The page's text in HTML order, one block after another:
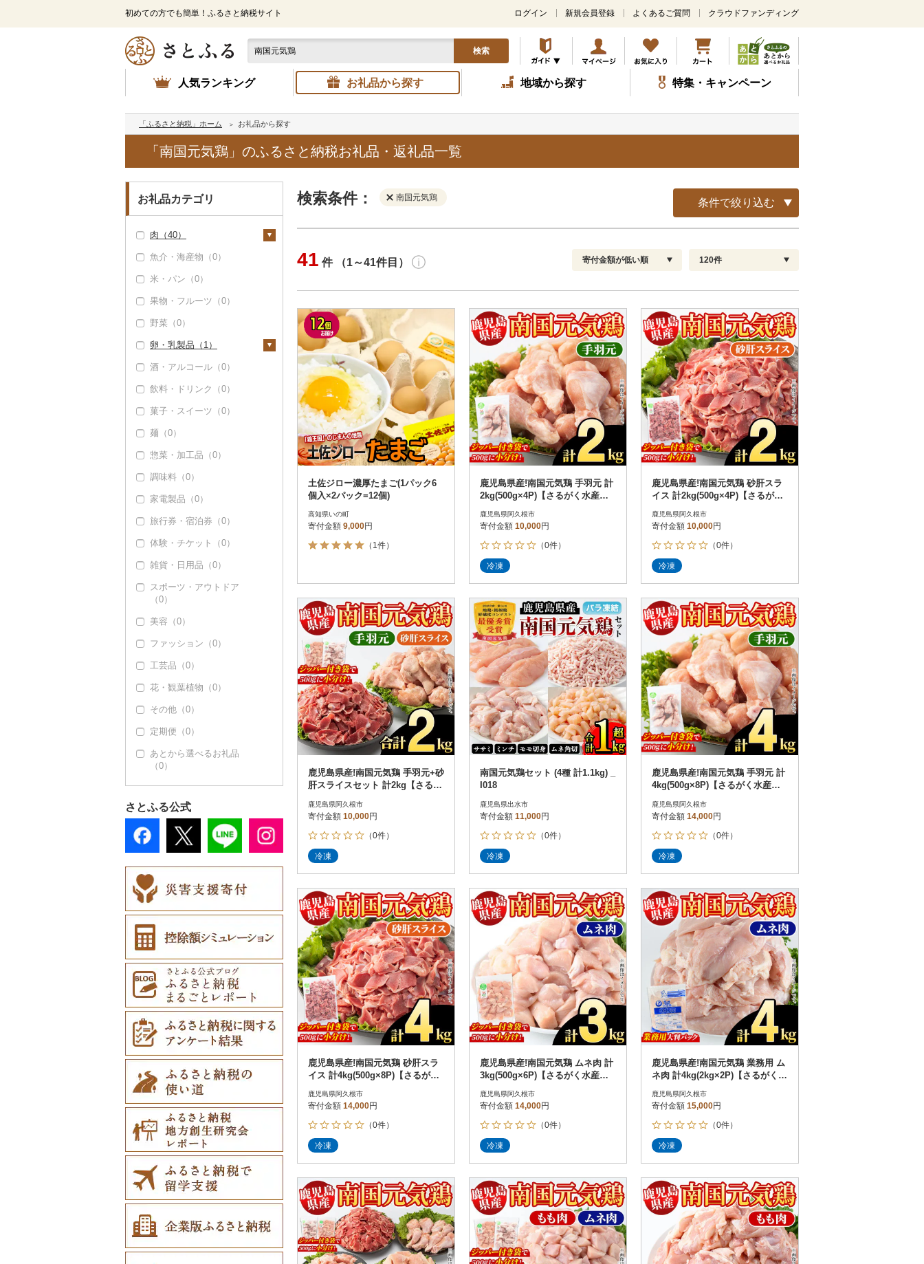
初めての方でも簡単！ふるさと納税サイト
メ
ン
コ
ン
テ
ツ
ッ
ログイン 新規会員登録 よくあるご質問 クラウドファンディング
検索
人気ランキング お礼品から探す 地域から探す 特集・キャンペーン
「ふるさと納税」ホーム お礼品から探す
「南国元気鶏」のふるさと納税お礼品・返礼品一覧
お礼品カテゴリ
肉（40）
牛肉（精肉）（0）
牛肉（加工品）（0）
豚肉（精肉）（0）
豚肉（加工品）（0）
鶏肉（40）
鶏肉（精肉）（38）
ハム・ソーセージ
鹿肉（0）
馬肉（0）
羊肉・ラム肉（ジンギ
（0）
魚介・海産物（0）
米・パン（0）
果物・フルーツ（0）
野菜（0）
卵・乳製品（1）
卵（1）
チーズ（0）
ヨーグルト（0）
牛乳（0）
バター（0）
その他乳製品（0）
酒・アルコール（0）
飲料・ドリンク（0）
菓子・スイーツ（0）
麺（0）
惣菜・加工品（0）
調味料（0）
家電製品（0）
旅行券・宿泊券（0）
体験・チケット（0）
雑貨・日用品（0）
スポーツ・アウトドア
（0）
美容（0）
ファッション（0）
工芸品（0）
花・観葉植物（0）
その他（0）
定期便（0）
あとから選べるお礼品
（0）
さとふる公式
検索条件： 南国元気鶏 条件で絞り込む
決済方法 解除
PayPay
クレジットカード決済
Amazon Pay
楽天ペイ
メルペイ
コンビニ支払い
ソフトバンクまとめて支払い
d払い
金融機関(Pay-easy決済)
解除
発送種別 解除
通常
冷蔵便
冷凍便
配送指定 解除
お届け日時指定可
お届け時間帯指定可
発送される月指定可
その他 解除
さとふる限定のお礼品
定期便
さとふるアプリdeワンストップ申請
対象
結果を見る（
41 件 （1～41件目） 寄付金額が低い順
新着順
レビュー件数順
レビュー評価順
寄付金額が高い順
寄付金額が低い順
120件
60
90
120
土佐ジロー濃厚たまご(1パック6
個入×2パック=12個)
高知県いの町
寄付金額 9,000円
（1件）
鹿児島県産!南国元気鶏 手羽元 計
2kg(500g×4P)【さるがく水産】a
kn028-02
鹿児島県阿久根市
寄付金額 10,000円
（0件）
冷凍
鹿児島県産!南国元気鶏 砂肝スラ
イス 計2kg(500g×4P)【さるがく
水産】akn028-03
鹿児島県阿久根市
寄付金額 10,000円
（0件）
冷凍
鹿児島県産!南国元気鶏 手羽元+砂
肝スライスセット 計2kg【さるが
鹿児島県阿久根市
寄付金額 10,000円
（0件）
冷凍
南国元気鶏セット (4種 計1.1kg) _
I018
鹿児島県出水市
寄付金額 11,000円
（0件）
冷凍
鹿児島県産!南国元気鶏 手羽元 計
4kg(500g×8P)【さるがく水産】a
鹿児島県阿久根市
寄付金額 14,000円
（0件）
冷凍
鹿児島県産!南国元気鶏 砂肝スラ
イス 計4kg(500g×8P)【さるがく
鹿児島県阿久根市
寄付金額 14,000円
（0件）
冷凍
鹿児島県産!南国元気鶏 ムネ肉 計
3kg(500g×6P)【さるがく水産】a
鹿児島県阿久根市
寄付金額 14,000円
（0件）
冷凍
鹿児島県産!南国元気鶏 業務用 ム
ネ肉 計4kg(2kg×2P)【さるがく水
鹿児島県阿久根市
寄付金額 15,000円
（0件）
冷凍